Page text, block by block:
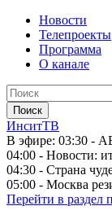
Новости
Телепроекты
Программа
О канале
ИнситТВ
В эфире: 03:30 -
04:00 - Новости:
04:30 - Страна
05:00 - Москва
Перейти в раздел